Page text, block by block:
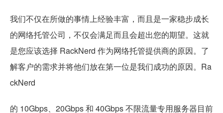
我们不仅在所做的事情上经验丰富，而且是一家稳步成长
的网络托管公司，不仅会满足而且会超出您的期望。这就
是您应该选择 RackNerd 作为网络托管提供商的原因。了
解客户的需求并将他们放在第一位是我们成功的原因。Ra
ckNerd
的 10Gbps、20Gbps 和 40Gbps 不限流量专用服务器目前